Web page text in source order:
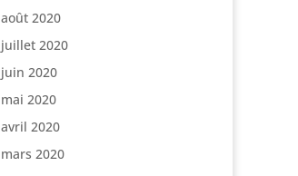
août 2020
juillet 2020
juin 2020
mai 2020
avril 2020
mars 2020